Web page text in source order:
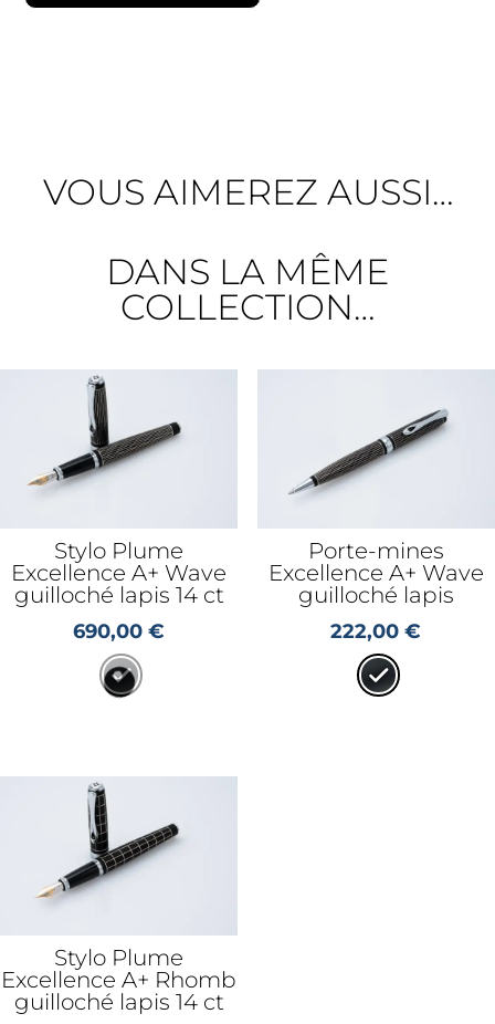
VOUS AIMEREZ AUSSI…
DANS LA MÊME
COLLECTION…
Stylo Plume
Excellence A+ Wave
guilloché lapis 14 ct
690,00€
Porte-mines
Excellence A+ Wave
guilloché lapis
222,00€
Stylo Plume
Excellence A+ Rhomb
guilloché lapis 14 ct